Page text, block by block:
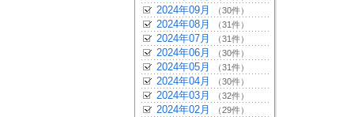
2024年09月 （30件）
2024年08月 （31件）
2024年07月 （31件）
2024年06月 （30件）
2024年05月 （31件）
2024年04月 （30件）
2024年03月 （32件）
2024年02月 （29件）